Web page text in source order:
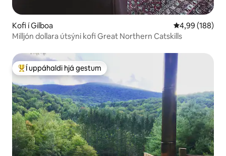
Kofi í Gilboa 4,99 af 5 í
4,99 (188)
Milljón dollara útsýni kofi Great Northern Catskills
Í mestu uppáhaldi hjá gestum
Í uppáhaldi hjá gestum